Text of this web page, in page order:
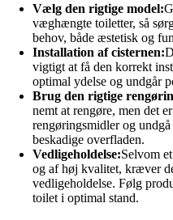
Vælg den rigtige model:
væghængte toiletter, så
behov, både æstetisk og
Installation af cisternen:
vigtigt at få den korrekt
optimal ydelse og undgår
Brug den rigtige
nemt at rengøre, men det
rengøringsmidler og
beskadige overfladen.
Vedligeholdelse:Selvom
og af høj kvalitet, kræver
vedligeholdelse. Følg
toilet i optimal stand.